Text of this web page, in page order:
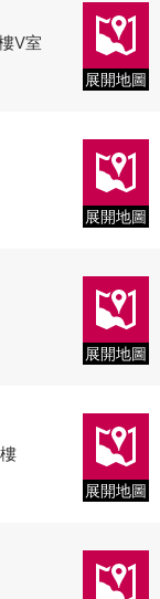
V室
展開地圖
展開地圖
展開地圖
展開地圖